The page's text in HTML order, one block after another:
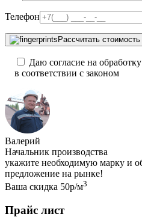
Телефон
Рассчитать стоимость
Даю согласие на
в соответствии с законом
Валерий
Начальник производства
укажите необходимую марку и
предложение на рынке!
Ваша скидка 50р/м3
Прайс лист